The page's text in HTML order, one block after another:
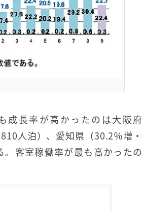
成長率が高かったのは大阪府
人泊）、愛知県（30.2％増・
客室稼働率が最も高かったの